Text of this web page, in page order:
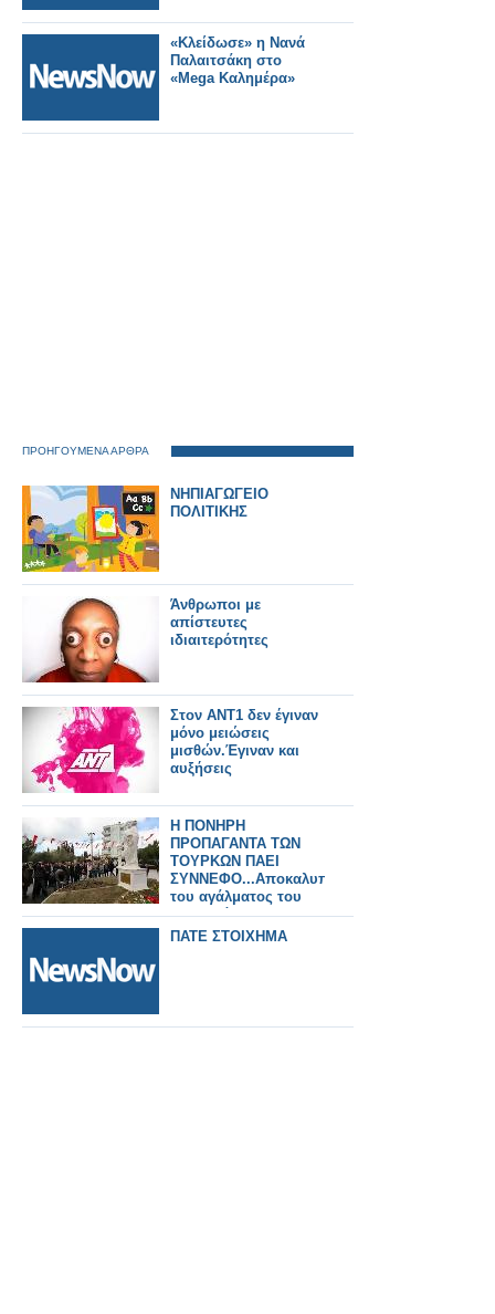
«Κλείδωσε» η Νανά
Παλαιτσάκη στο
«Mega Καλημέρα»
ΠΡΟΗΓΟΥΜΕΝΑ ΑΡΘΡΑ
ΝΗΠΙΑΓΩΓΕΙΟ
ΠΟΛΙΤΙΚΗΣ
Άνθρωποι με
απίστευτες
ιδιαιτερότητες
Στον ΑΝΤ1 δεν έγιναν
μόνο μειώσεις
μισθών.Έγιναν και
αυξήσεις
Η ΠΟΝΗΡΗ
ΠΡΟΠΑΓΑΝΤΑ ΤΩΝ
ΤΟΥΡΚΩΝ ΠΑΕΙ
ΣΥΝΝΕΦΟ...Αποκαλυπτήρια
του αγάλματος του
Ιπποκράτη
ΠΑΤΕ ΣΤΟΙΧΗΜΑ